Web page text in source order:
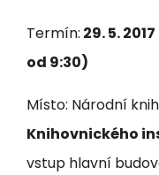
Termín: 29. 5.
od 9:30)
Místo: Národní
Knihovnického
vstup hlavní